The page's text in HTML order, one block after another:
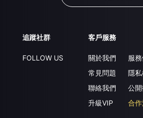
追蹤社群
FOLLOW US
客戶服務
關於我們
常見問題
聯絡我們
升級VIP
服
隱
公
合